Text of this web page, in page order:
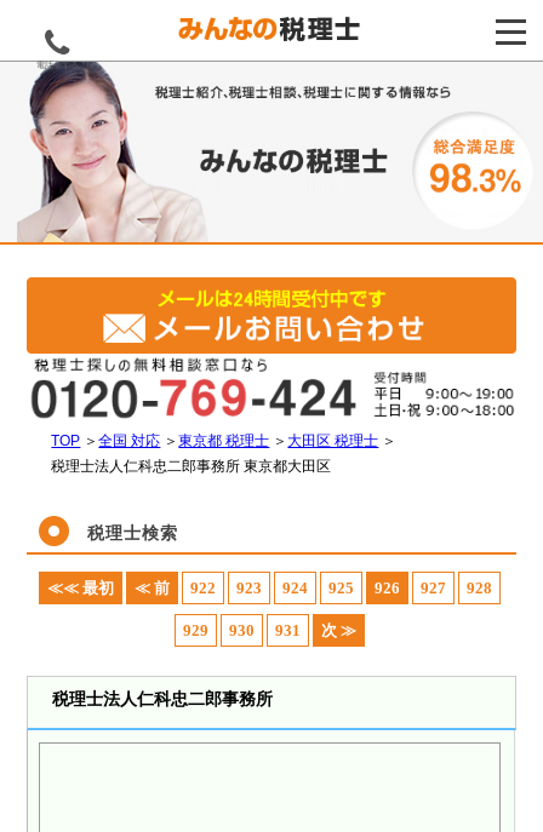
電話をする
TOP ＞全国 対応 ＞東京都 税理士 ＞大田区 税理士 ＞
税理士法人仁科忠二郎事務所 東京都大田区
税理士検索
≪≪ 最初 ≪ 前 922 923 924 925 926 927 928
929 930 931 次 ≫
税理士法人仁科忠二郎事務所